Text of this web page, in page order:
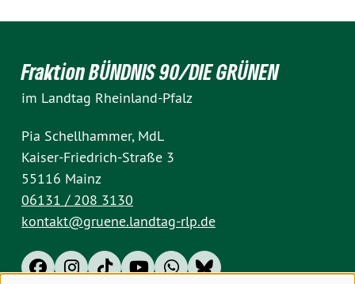
Fraktion BÜNDNIS 90/DIE GRÜNEN
im Landtag Rheinland-Pfalz
Pia Schellhammer, MdL
Kaiser-Friedrich-Straße 3
55116 Mainz
06131 / 208 3130
kontakt@gruene.landtag-rlp.de